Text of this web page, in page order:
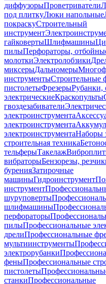
диффузорыПроветриватели
под плиткуЛюки напольные
покраскуСтроительный
инструмент
гайковертыШлифмашины
пилыПерфораторы,
молоткиЭлектролобзики
миксерыДальномеры
инструментыСтроительные
пистолетыФрезерыРубанки,
электрическиеКраскопульты
гвоздезабиватели
электроинструмента
электроинструмента
электроинструментаНаборы
строительная техника
тельферыТакелаж
вибраторыБензорезы,
буренияЗатирочные
машиныГидроинструмент
инструмент
шуруповерты
шлифмашины
перфораторы
пилыПрофессиональные
дрелиПрофессиональные
мультиинструменты
электрорубанки
феныПрофессиональные
пистолеты
станкиПрофессиональные